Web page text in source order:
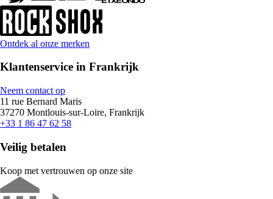
Ontdek al onze merken
Klantenservice in Frankrijk
Neem contact op
11 rue Bernard Maris
37270 Montlouis-sur-Loire, Frankrijk
+33 1 86 47 62 58
Veilig betalen
Koop met vertrouwen op onze site